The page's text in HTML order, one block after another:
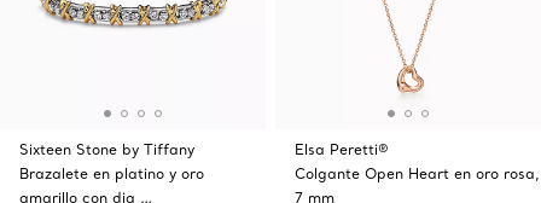
Sixteen Stone by Tiffany
Brazalete en platino y oro
amarillo con dia …
Elsa Peretti®
Colgante Open Heart en oro rosa,
7 mm